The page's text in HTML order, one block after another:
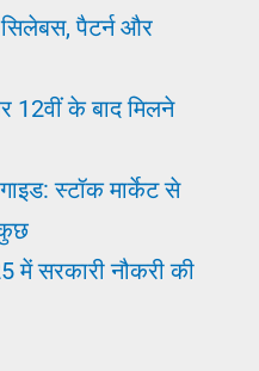
पैटर्न और
के बाद मिलने
स्टॉक मार्केट से
सरकारी नौकरी की